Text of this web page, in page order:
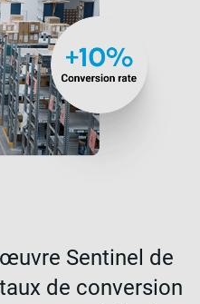
Sentinel de
de conversion